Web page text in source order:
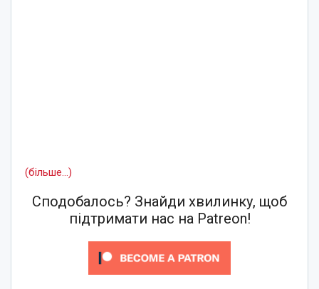
(більше…)
Сподобалось? Знайди хвилинку, щоб
підтримати нас на Patreon!